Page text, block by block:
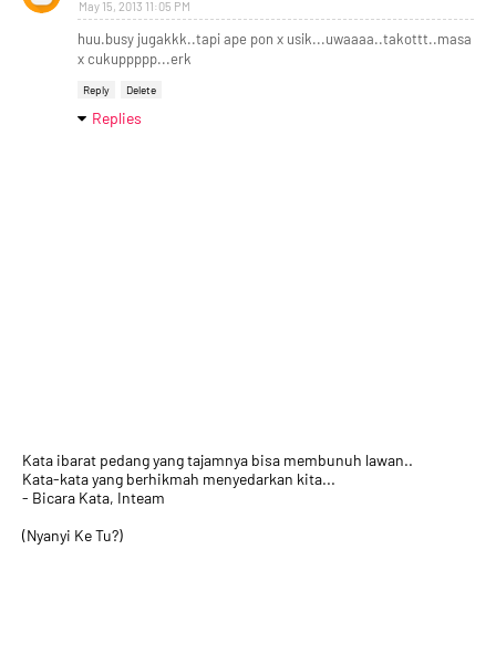
May 15, 2013 11:05 PM
huu.busy jugakkk..tapi ape pon x usik...uwaaaa..takottt..masa
x cukuppppp...erk
Reply Delete
Replies
Kata ibarat pedang yang tajamnya bisa membunuh lawan..
Kata-kata yang berhikmah menyedarkan kita...
- Bicara Kata, Inteam
(Nyanyi Ke Tu?)